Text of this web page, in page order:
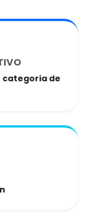
categoria de